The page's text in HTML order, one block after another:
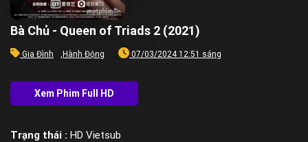
Bà Chủ - Queen of Triads 2 (2021)
Gia Đình , Hành Động 07/03/2024 12:51 sáng
Trạng thái : HD Vietsub